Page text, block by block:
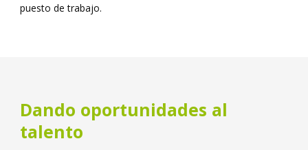
puesto de trabajo.
Dando oportunidades al
talento